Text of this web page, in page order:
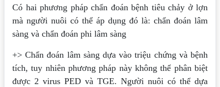
Có hai phương pháp chẩn đoán bệnh tiêu chảy ở lợn
mà người nuôi có thể áp dụng đó là: chẩn đoán lâm
sàng và chẩn đoán phi lâm sàng
+> Chẩn đoán lâm sàng dựa vào triệu chứng và bệnh
tích, tuy nhiên phương pháp này không thể phân biệt
được 2 virus PED và TGE. Người nuôi có thể dựa